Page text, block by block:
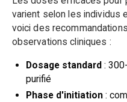
varient selon les individus
voici des
observations cliniques :
Dosage standard :
purifié
Phase d'initiation :